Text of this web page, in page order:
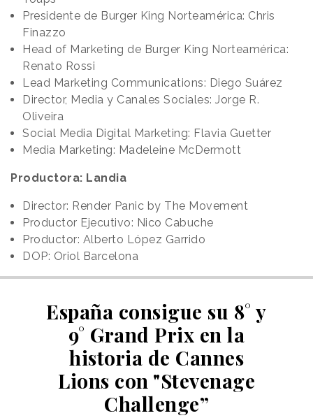
Presidente de Burger King Norteamérica: Chris
Finazzo
Head of Marketing de Burger King Norteamérica:
Renato Rossi
Lead Marketing Communications: Diego Suárez
Director, Media y Canales Sociales: Jorge R.
Oliveira
Social Media Digital Marketing: Flavia Guetter
Media Marketing: Madeleine McDermott
Productora: Landia
Director: Render Panic by The Movement
Productor Ejecutivo: Nico Cabuche
Productor: Alberto López Garrido
DOP: Oriol Barcelona
España consigue su 8° y
9° Grand Prix en la
historia de Cannes
Lions con "Stevenage
Challenge”